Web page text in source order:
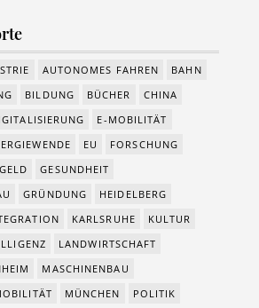
AUTONOMES FAHREN
BAHN
BILDUNG BÜCHER
CHINA
E-MOBILITÄT
EU
FORSCHUNG
GELD
GESUNDHEIT
GRÜNDUNG
HEIDELBERG
KARLSRUHE
KULTUR
LANDWIRTSCHAFT
MASCHINENBAU
MÜNCHEN POLITIK